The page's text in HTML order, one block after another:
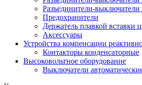
Разъединители-выключатели
Предохранители
Держатель плавкой вставки
Аксессуары
Устройства компенсации
Контакторы конденсаторные
Высоковольтное оборудование
Выключатели